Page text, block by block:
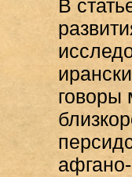
В
говоры